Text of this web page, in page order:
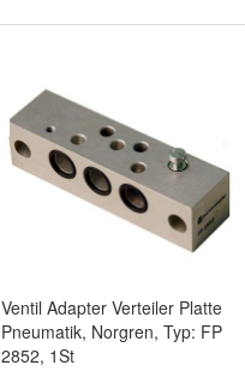
Ventil Adapter Verteiler Platte
Pneumatik, Norgren, Typ: FP
2852, 1St